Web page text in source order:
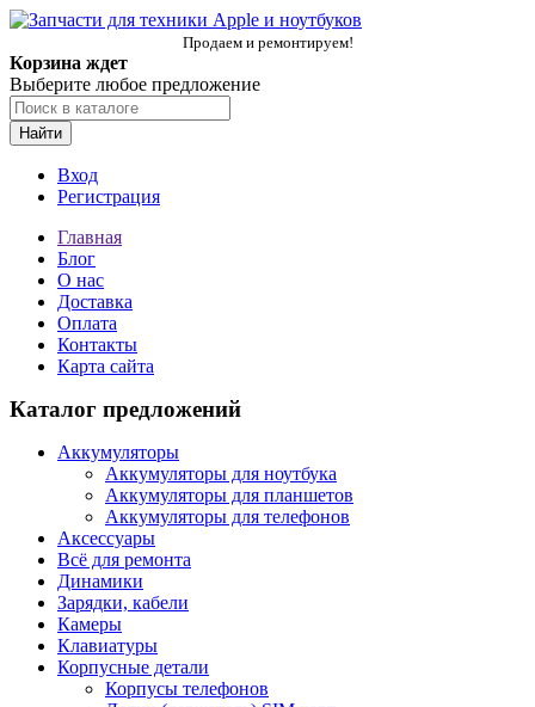
Продаем и ремонтируем!
Корзина ждет
Выберите любое предложение
Найти
Вход
Регистрация
Главная
Блог
О нас
Доставка
Оплата
Контакты
Карта сайта
Каталог предложений
Аккумуляторы
Аккумуляторы для ноутбука
Аккумуляторы для планшетов
Аккумуляторы для телефонов
Аксессуары
Всё для ремонта
Динамики
Зарядки, кабели
Камеры
Клавиатуры
Корпусные детали
Корпусы телефонов